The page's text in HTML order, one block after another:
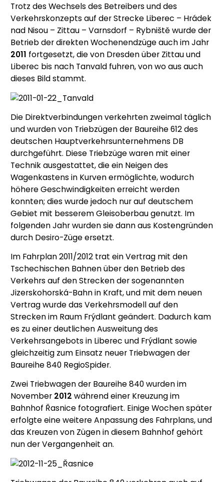
Trotz des Wechsels des Betreibers und des
Verkehrskonzepts auf der Strecke Liberec – Hrádek
nad Nisou – Zittau – Varnsdorf – Rybniště wurde der
Betrieb der direkten Wochenendzüge auch im Jahr
2011 fortgesetzt, die von Dresden über Zittau und
Liberec bis nach Tanvald fuhren, von wo aus auch
dieses Bild stammt.
Die Direktverbindungen verkehrten zweimal täglich
und wurden von Triebzügen der Baureihe 612 des
deutschen Hauptverkehrsunternehmens DB
durchgeführt. Diese Triebzüge waren mit einer
Technik ausgestattet, die ein Neigen des
Wagenkastens in Kurven ermöglichte, wodurch
höhere Geschwindigkeiten erreicht werden
konnten; dies wurde jedoch nur auf deutschem
Gebiet mit besserem Gleisoberbau genutzt. Im
folgenden Jahr wurden sie dann aus Kostengründen
durch Desiro-Züge ersetzt.
Im Fahrplan 2011/2012 trat ein Vertrag mit den
Tschechischen Bahnen über den Betrieb des
Verkehrs auf den Strecken der sogenannten
Jizerskohorská-Bahn in Kraft, und mit dem neuen
Vertrag wurde das Verkehrsmodell auf den
Strecken im Raum Frýdlant geändert. Dadurch kam
es zu einer deutlichen Ausweitung des
Verkehrsangebots in Liberec und Frýdlant sowie
gleichzeitig zum Einsatz neuer Triebwagen der
Baureihe 840 RegioSpider.
Zwei Triebwagen der Baureihe 840 wurden im
November 2012 während einer Kreuzung im
Bahnhof Řasnice fotografiert. Einige Wochen später
erfolgte eine weitere Anpassung des Fahrplans, und
das Kreuzen von Zügen in diesem Bahnhof gehört
nun der Vergangenheit an.